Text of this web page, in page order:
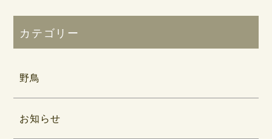
カテゴリー
野鳥
お知らせ